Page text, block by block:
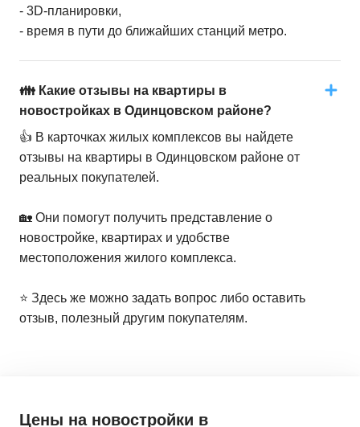
- 3D-планировки,
- время в пути до ближайших станций метро.
👪 Какие отзывы на квартиры в
новостройках в Одинцовском районе?
👍 В карточках жилых комплексов вы найдете
отзывы на квартиры в Одинцовском районе от
реальных покупателей.
🏡 Они помогут получить представление о
новостройке, квартирах и удобстве
местоположения жилого комплекса.
⭐️ Здесь же можно задать вопрос либо оставить
отзыв, полезный другим покупателям.
Цены на новостройки в